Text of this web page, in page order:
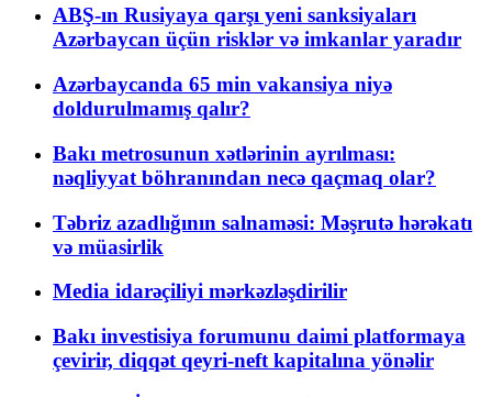
ABŞ-ın Rusiyaya qarşı yeni sanksiyaları
Azərbaycan üçün risklər və imkanlar yaradır
Azərbaycanda 65 min vakansiya niyə
doldurulmamış qalır?
Bakı metrosunun xətlərinin ayrılması:
nəqliyyat böhranından necə qaçmaq olar?
Təbriz azadlığının salnaməsi: Məşrutə hərəkatı
və müasirlik
Media idarəçiliyi mərkəzləşdirilir
Bakı investisiya forumunu daimi platformaya
çevirir, diqqət qeyri-neft kapitalına yönəlir